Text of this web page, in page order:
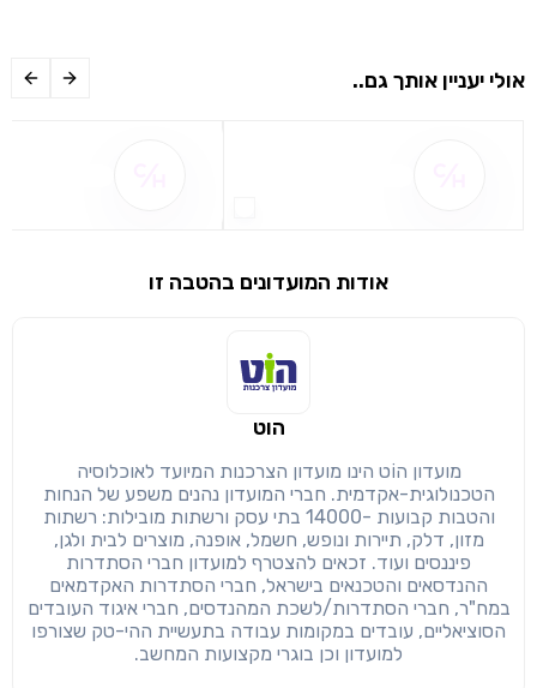
שיתוף
שימו לב!
מימוש הטבה זו ניתן רק לחברי
הבנתי, המשך לאתר
אולי יעניין אותך גם..
אודות המועדונים בהטבה זו
הוט
מועדון הוֹט הינו מועדון הצרכנות המיועד לאוכלוסיה
הטכנולוגית-אקדמית. חברי המועדון נהנים משפע של הנחות
והטבות קבועות -14000 בתי עסק ורשתות מובילות: רשתות
מזון, דלק, תיירות ונופש, חשמל, אופנה, מוצרים לבית ולגן,
פיננסים ועוד. זכאים להצטרף למועדון חברי הסתדרות
ההנדסאים והטכנאים בישראל, חברי הסתדרות האקדמאים
במח"ר, חברי הסתדרות/לשכת המהנדסים, חברי איגוד העובדים
הסוציאליים, עובדים במקומות עבודה בתעשיית ההי-טק שצורפו
למועדון וכן בוגרי מקצועות המחשב.